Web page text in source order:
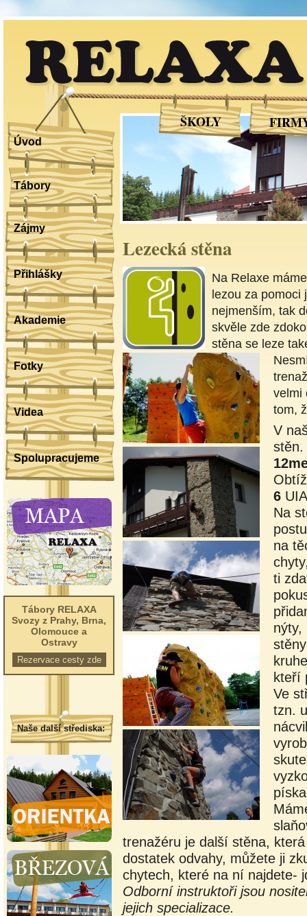
RELAXA
Lezecká stěna
Na Relaxe
lezou za pomoci
nejmenším, tak
skvěle zde
stěna se leze
velmi
tom,
V
stěn.
6
Na
na
ti
nýty,
kteří
Ve
tzn.
trenažéru je další stěna,
dostatek odvahy, můžete ji
chytech, které na ní najdete-
Odborní instruktoři jsou
jejich specializace.
Úvod
Tábory
Zájmy
Přihlášky
Akademie
Fotky
Videa
Spolupracujeme
Tábory RELAXA
Svozy z Prahy, Brna,
Olomouce a
Ostravy
Rezervace cesty zde
Naše další střediska:
ŠKOLY